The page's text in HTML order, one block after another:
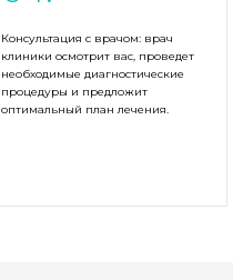
Консультация с врачом: врач
клиники осмотрит вас, проведет
необходимые диагностические
процедуры и предложит
оптимальный план лечения.